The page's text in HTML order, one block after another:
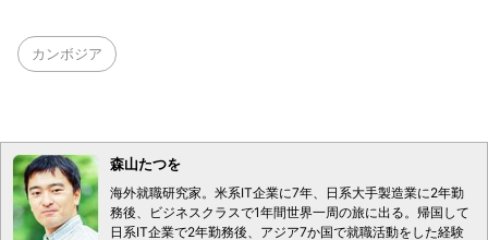
カンボジア
森山たつを
海外就職研究家。米系IT企業に7年、日系大手製造業に2年勤
務後、ビジネスクラスで1年間世界一周の旅に出る。帰国して
日系IT企業で2年勤務後、アジア7か国で就職活動をした経験